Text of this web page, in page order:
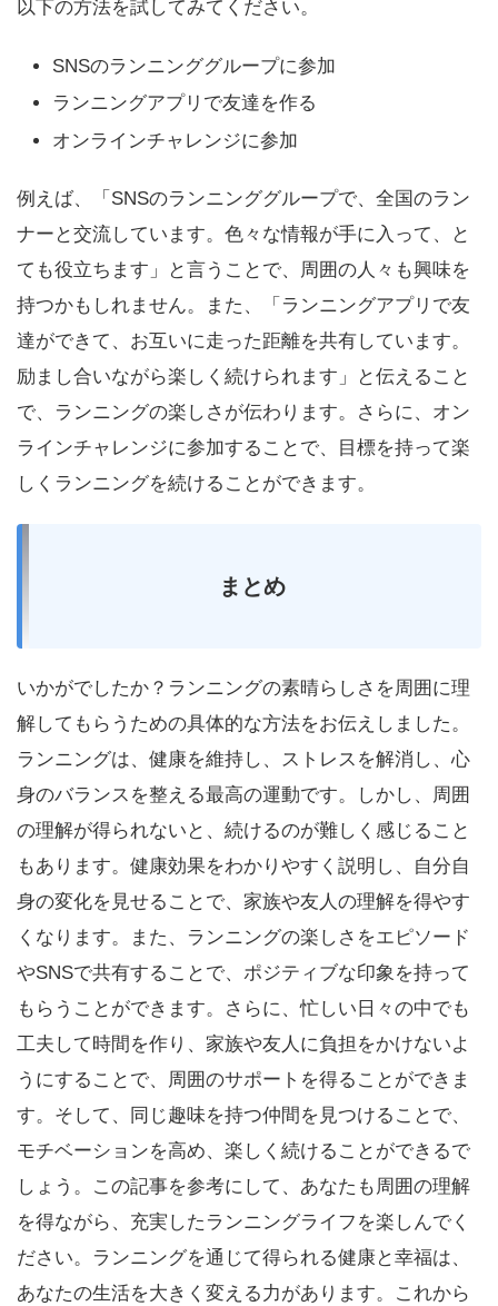
以下の方法を試してみてください。
SNSのランニンググループに参加
ランニングアプリで友達を作る
オンラインチャレンジに参加
例えば、「SNSのランニンググループで、全国のラン
ナーと交流しています。色々な情報が手に入って、と
ても役立ちます」と言うことで、周囲の人々も興味を
持つかもしれません。また、「ランニングアプリで友
達ができて、お互いに走った距離を共有しています。
励まし合いながら楽しく続けられます」と伝えること
で、ランニングの楽しさが伝わります。さらに、オン
ラインチャレンジに参加することで、目標を持って楽
しくランニングを続けることができます。
まとめ
いかがでしたか？ランニングの素晴らしさを周囲に理
解してもらうための具体的な方法をお伝えしました。
ランニングは、健康を維持し、ストレスを解消し、心
身のバランスを整える最高の運動です。しかし、周囲
の理解が得られないと、続けるのが難しく感じること
もあります。健康効果をわかりやすく説明し、自分自
身の変化を見せることで、家族や友人の理解を得やす
くなります。また、ランニングの楽しさをエピソード
やSNSで共有することで、ポジティブな印象を持って
もらうことができます。さらに、忙しい日々の中でも
工夫して時間を作り、家族や友人に負担をかけないよ
うにすることで、周囲のサポートを得ることができま
す。そして、同じ趣味を持つ仲間を見つけることで、
モチベーションを高め、楽しく続けることができるで
しょう。この記事を参考にして、あなたも周囲の理解
を得ながら、充実したランニングライフを楽しんでく
ださい。ランニングを通じて得られる健康と幸福は、
あなたの生活を大きく変える力があります。これから